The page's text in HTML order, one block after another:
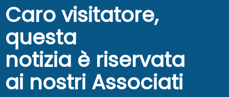
Caro visitatore,
questa
notizia è riservata
ai nostri Associati